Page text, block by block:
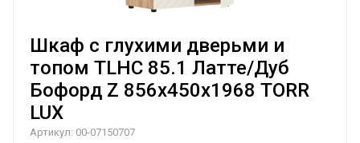
Шкаф с глухими дверьми и
топом TLHC 85.1 Латте/Дуб
Бофорд Z 856х450х1968 TORR
LUX
Артикул: 00-07150707